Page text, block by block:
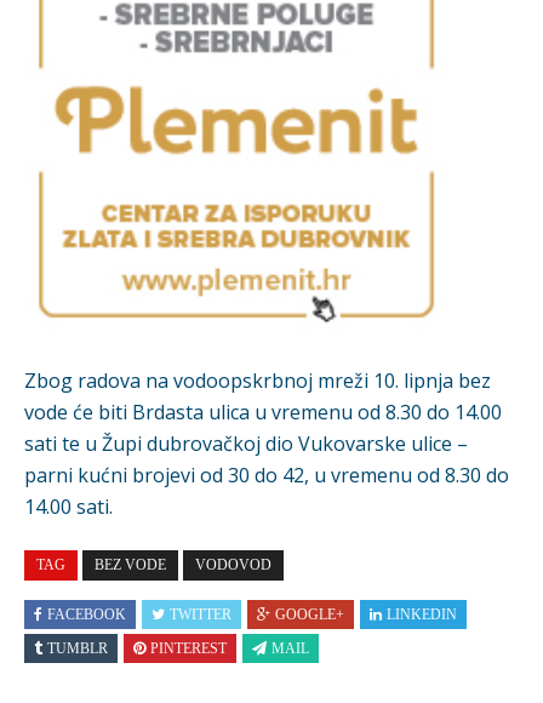
Zbog radova na vodoopskrbnoj mreži 10. lipnja bez
vode će biti Brdasta ulica u vremenu od 8.30 do 14.00
sati te u Župi dubrovačkoj dio Vukovarske ulice –
parni kućni brojevi od 30 do 42, u vremenu od 8.30 do
14.00 sati.
TAG BEZ VODE VODOVOD
FACEBOOK TWITTER GOOGLE+
LINKEDIN
TUMBLR
PINTEREST MAIL